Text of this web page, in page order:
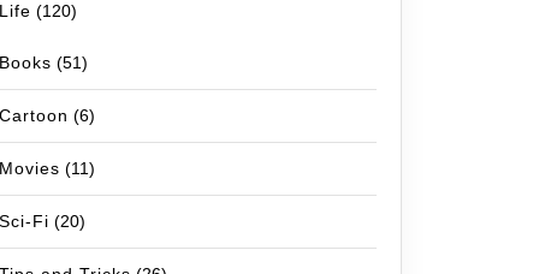
Life (120)
Books (51)
Cartoon (6)
Movies (11)
Sci-Fi (20)